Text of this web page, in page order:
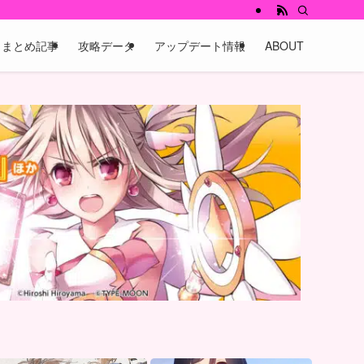
まとめ記事 攻略データ アップデート情報 ABOUT